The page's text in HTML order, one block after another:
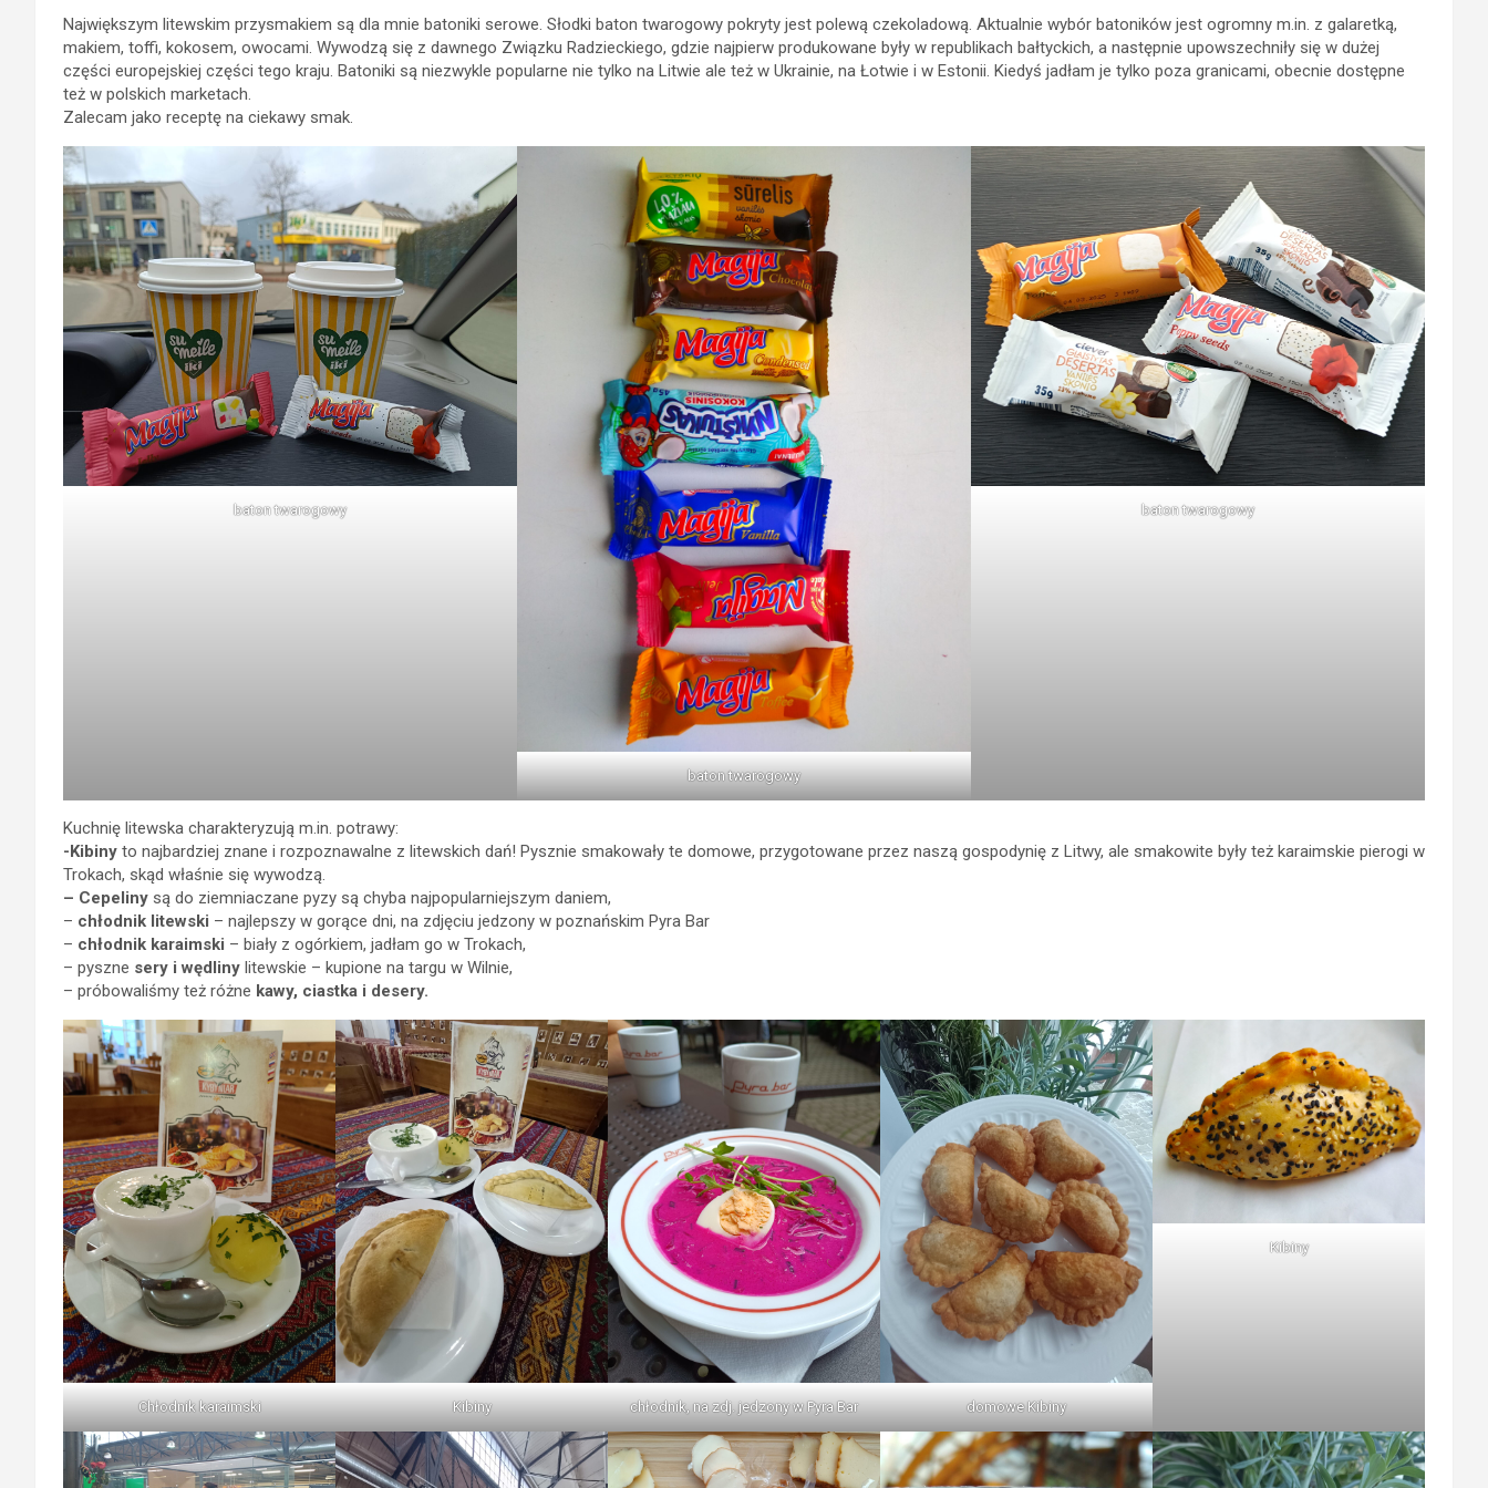
Największym litewskim przysmakiem są dla mnie batoniki serowe. Słodki baton twarogowy pokryty jest polewą czekoladową. Aktualnie wybór batoników jest ogromny m.in. z galaretką,
makiem, toffi, kokosem, owocami. Wywodzą się z dawnego Związku Radzieckiego, gdzie najpierw produkowane były w republikach bałtyckich, a następnie upowszechniły się w dużej
części europejskiej części tego kraju. Batoniki są niezwykle popularne nie tylko na Litwie ale też w Ukrainie, na Łotwie i w Estonii. Kiedyś jadłam je tylko poza granicami, obecnie dostępne
też w polskich marketach.
Zalecam jako receptę na ciekawy smak.
baton twarogowy
baton twarogowy
baton twarogowy
Kuchnię litewska charakteryzują m.in. potrawy:
-Kibiny to najbardziej znane i rozpoznawalne z litewskich dań! Pysznie smakowały te domowe, przygotowane przez naszą gospodynię z Litwy, ale smakowite były też karaimskie pierogi w
Trokach, skąd właśnie się wywodzą.
– Cepeliny są do ziemniaczane pyzy są chyba najpopularniejszym daniem,
– chłodnik litewski – najlepszy w gorące dni, na zdjęciu jedzony w poznańskim Pyra Bar
– chłodnik karaimski – biały z ogórkiem, jadłam go w Trokach,
– pyszne sery i wędliny litewskie – kupione na targu w Wilnie,
– próbowaliśmy też różne kawy, ciastka i desery.
Chłodnik karaimski Kibiny chłodnik, na zdj. jedzony w Pyra Bar domowe Kibiny
Kibiny